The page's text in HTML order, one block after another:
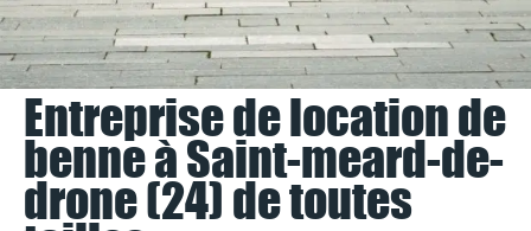
Entreprise de location de
benne à Saint-meard-de-
drone (24) de toutes